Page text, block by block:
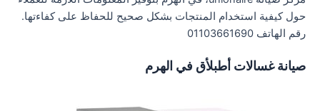
حول كيفية استخدام المنتجات بشكل صحيح للحفاظ على كفاءتها.
رقم الهاتف 01103661690
صيانة غسالات أطبلأق في الهرم